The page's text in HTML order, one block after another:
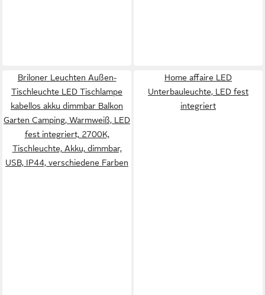
Briloner Leuchten Außen-
Tischleuchte LED Tischlampe
kabellos akku dimmbar Balkon
Garten Camping, Warmweiß, LED
fest integriert, 2700K,
Tischleuchte, Akku, dimmbar,
USB, IP44, verschiedene Farben
Home affaire LED
Unterbauleuchte, LED fest
integriert